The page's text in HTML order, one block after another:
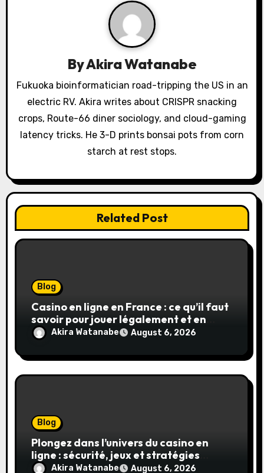
a
i
n
ByAkira Watanabe
Fukuoka bioinformatician road-tripping the US in an
electric RV. Akira writes about CRISPR snacking
crops, Route-66 diner sociology, and cloud-gaming
latency tricks. He 3-D prints bonsai pots from corn
starch at rest stops.
Related Post
Blog
Casino en ligne en France : ce qu’il faut
savoir pour jouer légalement et en
toute sécurité
Akira Watanabe August 6, 2026
Blog
Plongez dans l’univers du casino en
ligne : sécurité, jeux et stratégies
gagnantes
Akira Watanabe August 6, 2026